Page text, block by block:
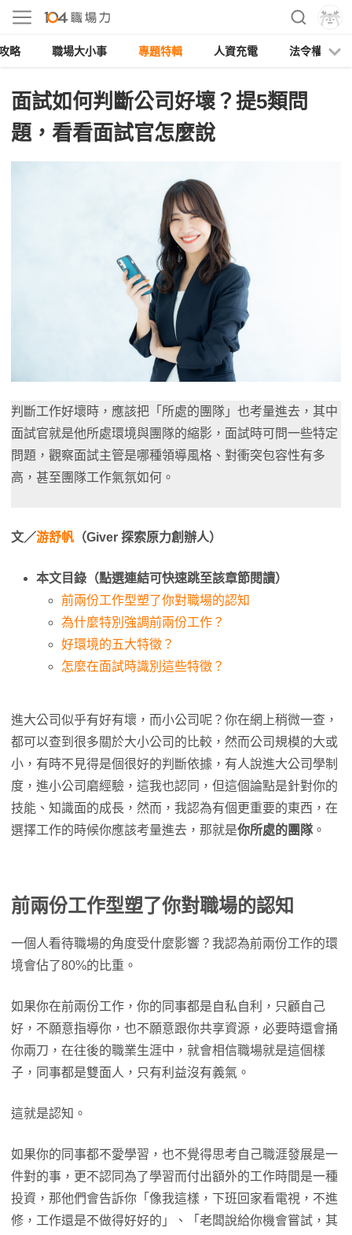
略 職場大小事 專題特輯 人資充電 法令權益
面試如何判斷公司好壞？提5類問
題，看看面試官怎麼說
判斷工作好壞時，應該把「所處的團隊」也考量進去，其中
面試官就是他所處環境與團隊的縮影，面試時可問一些特定
問題，觀察面試主管是哪種領導風格、對衝突包容性有多
高，甚至團隊工作氣氛如何。
文／游舒帆（Giver 探索原力創辦人）
本文目錄（點選連結可快速跳至該章節閱讀）
前兩份工作型塑了你對職場的認知
為什麼特別強調前兩份工作？
好環境的五大特徵？
怎麼在面試時識別這些特徵？
進大公司似乎有好有壞，而小公司呢？你在網上稍微一查，
都可以查到很多關於大小公司的比較，然而公司規模的大或
小，有時不見得是個很好的判斷依據，有人說進大公司學制
度，進小公司磨經驗，這我也認同，但這個論點是針對你的
技能、知識面的成長，然而，我認為有個更重要的東西，在
選擇工作的時候你應該考量進去，那就是你所處的團隊。
前兩份工作型塑了你對職場的認知
一個人看待職場的角度受什麼影響？我認為前兩份工作的環
境會佔了80%的比重。
如果你在前兩份工作，你的同事都是自私自利，只顧自己
好，不願意指導你，也不願意跟你共享資源，必要時還會捅
你兩刀，在往後的職業生涯中，就會相信職場就是這個樣
子，同事都是雙面人，只有利益沒有義氣。
這就是認知。
如果你的同事都不愛學習，也不覺得思考自己職涯發展是一
件對的事，更不認同為了學習而付出額外的工作時間是一種
投資，那他們會告訴你「像我這樣，下班回家看電視，不進
修，工作還是不做得好好的」、「老闆說給你機會嘗試，其